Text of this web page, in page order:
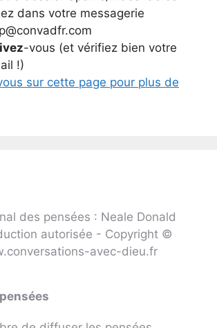
dans votre messagerie
-vous (et vérifiez bien votre
!)
sur cette page pour plus de
des pensées : Neale Donald
autorisée - Copyright ©
avec-dieu.fr